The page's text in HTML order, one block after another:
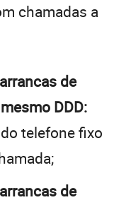
chamadas a
de
DDD:
telefone fixo
de